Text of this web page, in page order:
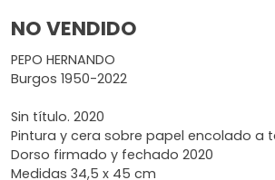
NO VENDIDO
PEPO HERNANDO
Burgos 1950-2022
Sin título. 2020
Pintura y cera sobre papel encolado a
Dorso firmado y fechado 2020
Medidas 34,5 x 45 cm